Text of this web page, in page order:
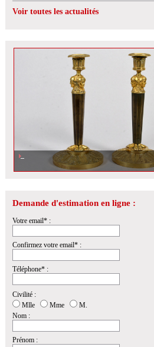
Voir toutes les actualités
Demande d'estimation en ligne :
Votre email* :
Confirmez votre email* :
Téléphone* :
Civilité :
Mlle
Mme
M.
Nom :
Prénom :